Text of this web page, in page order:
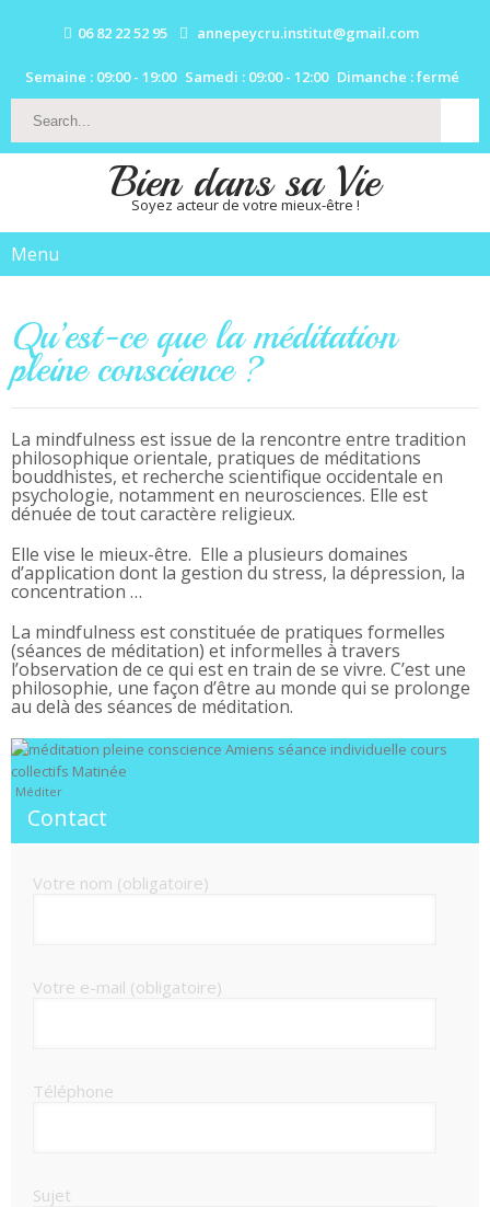
06 82 22 52 95 annepeycru.institut@gmail.com
Semaine : 09:00 - 19:00 Samedi : 09:00 - 12:00 Dimanche : fermé
Bien dans sa Vie
Soyez acteur de votre mieux-être !
Menu
Qu’est-ce que la méditation
pleine conscience ?
La mindfulness est issue de la rencontre entre tradition
philosophique orientale, pratiques de méditations
bouddhistes, et recherche scientifique occidentale en
psychologie, notamment en neurosciences. Elle est
dénuée de tout caractère religieux.
Elle vise le mieux-être. Elle a plusieurs domaines
d’application dont la gestion du stress, la dépression, la
concentration …
La mindfulness est constituée de pratiques formelles
(séances de méditation) et informelles à travers
l’observation de ce qui est en train de se vivre. C’est une
philosophie, une façon d’être au monde qui se prolonge
au delà des séances de méditation.
Méditer
Contact
Votre nom (obligatoire)
Votre e-mail (obligatoire)
Téléphone
Sujet